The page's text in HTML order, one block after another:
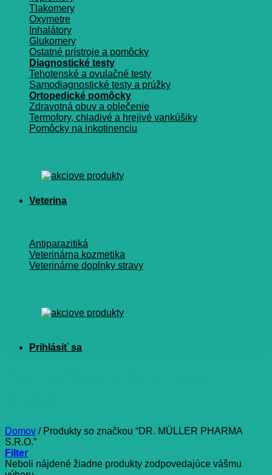
Tlakomery
Oxymetre
Inhalátory
Glukomery
Ostatné prístroje a pomôcky
Diagnostické testy
Tehotenské a ovulačné testy
Samodiagnostické testy a prúžky
Ortopedické pomôcky
Zdravotná obuv a oblečenie
Termofory, chladivé a hrejivé vankúšiky
Pomôcky na inkotinenciu
Veterina
Antiparazitiká
Veterinárna kozmetika
Veterinárne doplnky stravy
Domov /Produkty so značkou “DR. MÜLLER PHARMA
S.R.O.”
Filter
Neboli nájdené žiadne produkty zodpovedajúce vášmu